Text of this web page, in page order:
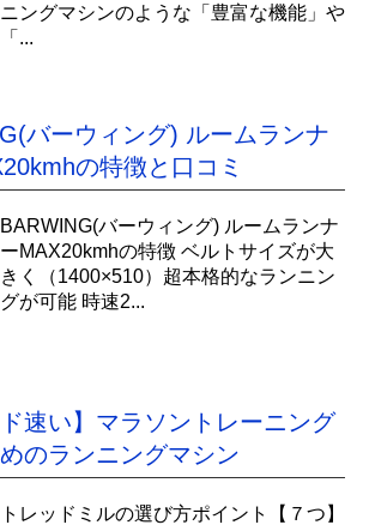
ニングマシンのような「豊富な機能」や
「...
バーウィング) ルームランナ
の特徴と口コミ
BARWING(バーウィング) ルームランナ
ーMAX20kmhの特徴 ベルトサイズが大
きく（1400×510）超本格的なランニン
グが可能 時速2...
ド速い】マラソントレーニング
のランニングマシン
トレッドミルの選び方ポイント【７つ】